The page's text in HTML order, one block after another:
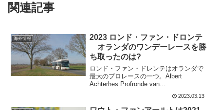
関連記事
海外情報
2023 ロンド・ファン・ドロンテ
オランダのワンデーレースを勝
ち取ったのは?
ロンド・ファン・ドレンテはオランダで
最大のプロレースの一つ。Albert
Achterhes Profronde van
Drenthe(1.1)1960年から2004年まで、ア
マチュアレースとして開催。ロンド・フ
ァン・ドレンテがヨーロッパ...
2023.03.13